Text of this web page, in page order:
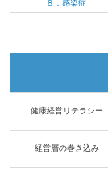
８．感染症
健康経営リテラシー
経営層の巻き込み